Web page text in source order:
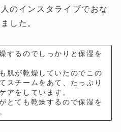
のインスタライブでおな
した。
するのでしっかりと保湿を
肌が乾燥していたのでこの
スチームをあて、たっぷり
アをしています。
とても乾燥するので保湿を